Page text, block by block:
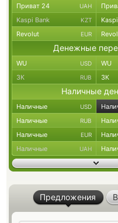
Приват 24 UAH
Kaspi Bank KZT
Revolut EUR
Денежные
WU USD WU
ЗК RUB ЗК
Наличные
Наличные USD
Наличные RUB
Наличные EUR
Наличные UAH
Предложения